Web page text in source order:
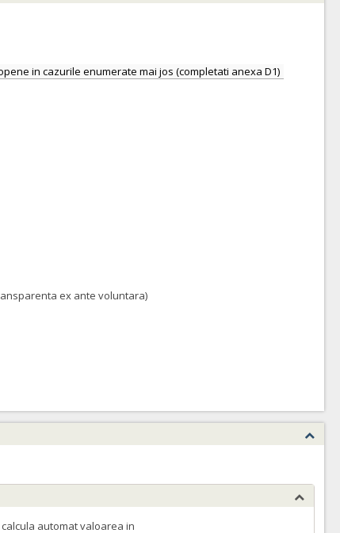
in cazurile enumerate mai jos (completati anexa D1)
ex ante voluntara)
automat valoarea in